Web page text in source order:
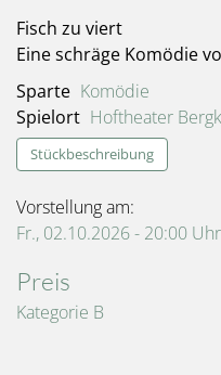
Fisch zu viert
Eine schräge Komödie
Sparte Komödie
Spielort Hoftheater
Stückbeschreibung
Vorstellung am:
Fr., 02.10.2026 - 20:00 Uhr
Preis
Kategorie B